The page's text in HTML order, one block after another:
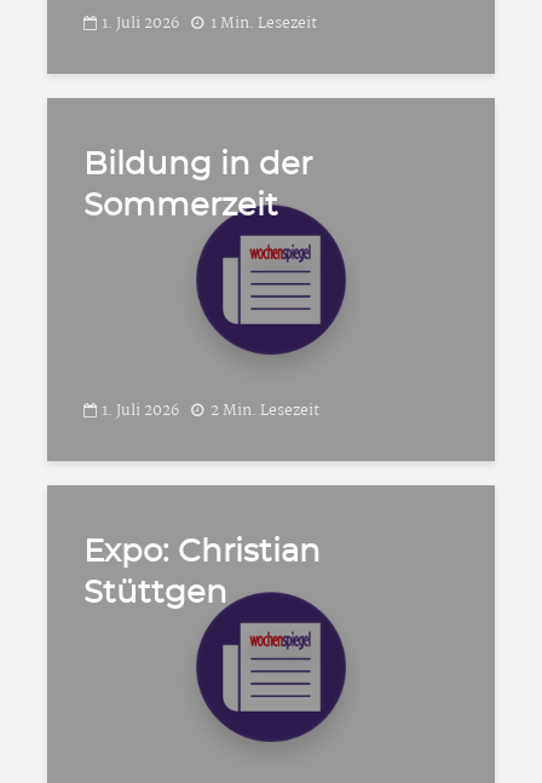
1. Juli 2026 1 Min. Lesezeit
Bildung in der
Sommerzeit
1. Juli 2026 2 Min. Lesezeit
Expo: Christian
Stüttgen